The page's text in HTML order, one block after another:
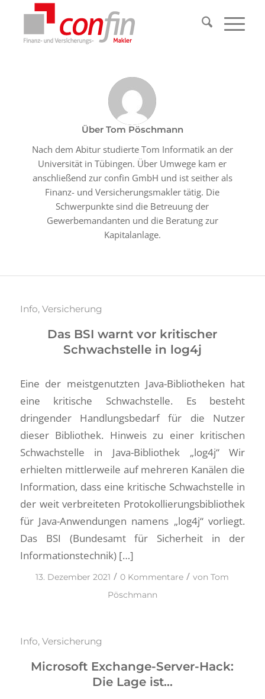
Über Tom Pöschmann
Nach dem Abitur studierte Tom Informatik an der
Universität in Tübingen. Über Umwege kam er
anschließend zur confin GmbH und ist seither als
Finanz- und Versicherungsmakler tätig. Die
Schwerpunkte sind die Betreuung der
Gewerbemandanten und die Beratung zur
Kapitalanlage.
Info, Versicherung
Das BSI warnt vor kritischer
Schwachstelle in log4j
Eine der meistgenutzten Java-Bibliotheken hat
eine kritische Schwachstelle. Es besteht
dringender Handlungsbedarf für die Nutzer
dieser Bibliothek. Hinweis zu einer kritischen
Schwachstelle in Java-Bibliothek „log4j“ Wir
erhielten mittlerweile auf mehreren Kanälen die
Information, dass eine kritische Schwachstelle in
der weit verbreiteten Protokollierungsbibliothek
für Java-Anwendungen namens „log4j“ vorliegt.
Das BSI (Bundesamt für Sicherheit in der
Informationstechnik) […]
13. Dezember 2021 / 0 Kommentare / vonTom
Pöschmann
Info, Versicherung
Microsoft Exchange-Server-Hack:
Die Lage ist…